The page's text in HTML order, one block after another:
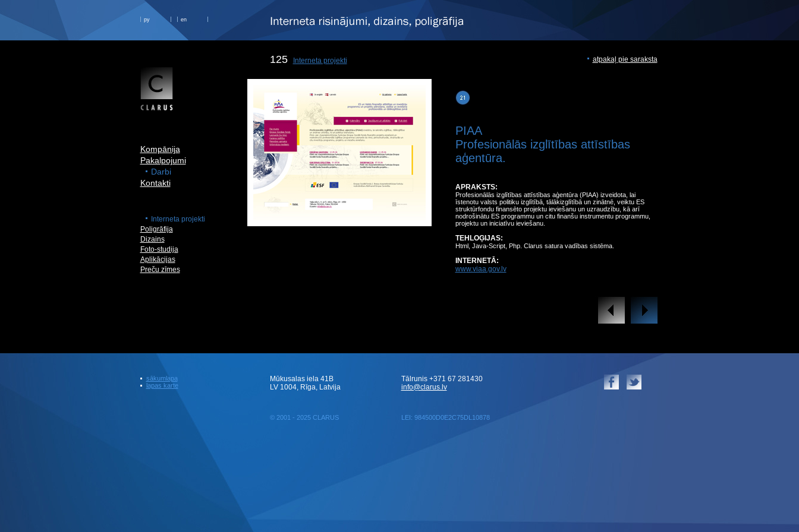
ру en
Kompānija
Pakalpojumi
Darbi
Kontakti
Interneta projekti
Poligrāfija
Dizains
Foto-studija
Aplikācijas
Preču zīmes
125 Interneta projekti atpakaļ pie saraksta
PIAA
Profesionālās izglītības attīstības
aģentūra.
APRAKSTS:
Profesionālās izglītības attīstības aģentūra (PIAA) izveidota, lai
īstenotu valsts politiku izglītībā, tālākizglītībā un zinātnē, veiktu ES
struktūrfondu finansēto projektu ieviešanu un uzraudzību, kā arī
nodrošinātu ES programmu un citu finanšu instrumentu programmu,
projektu un iniciatīvu ieviešanu.
TEHLOĢIJAS:
Html, Java-Script, Php. Clarus satura vadības sistēma.
INTERNETĀ:
www.viaa.gov.lv
sākumlapa
lapas karte
Mūkusalas iela 41B
LV 1004, Rīga, Latvija
© 2001 - 2025 CLARUS LEI: 984500D0E2C75DL10878
Tālrunis +371 67 281430
info@clarus.lv